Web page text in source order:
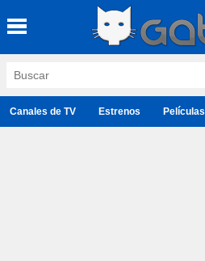
Canales de TV Estrenos Películas